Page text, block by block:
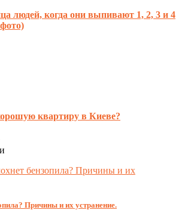
людей, когда они выпивают 1, 2, 3 и 4
квартиру в Киеве?
Причины и их устранение.